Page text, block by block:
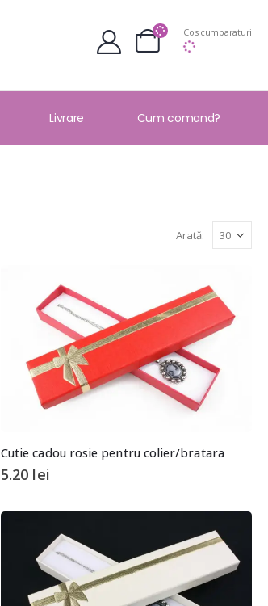
Cos cumparaturi
Livrare Cum comand?
Arată:
Cutie cadou rosie pentru colier/bratara
5.20 lei